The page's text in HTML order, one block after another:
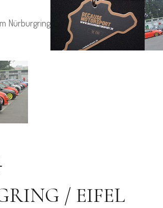
Nürburgring
/ EIFEL